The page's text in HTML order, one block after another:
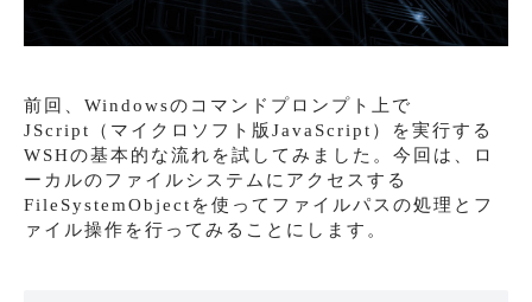
前回、Windowsのコマンドプロンプト上で
JScript（マイクロソフト版JavaScript）を実行する
WSHの基本的な流れを試してみました。今回は、ロ
ーカルのファイルシステムにアクセスする
FileSystemObjectを使ってファイルパスの処理とフ
ァイル操作を行ってみることにします。